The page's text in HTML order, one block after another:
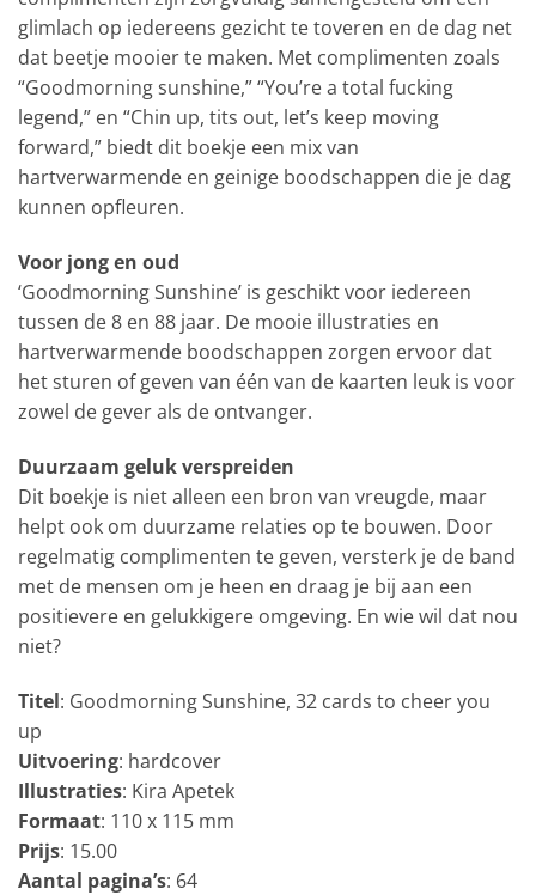
glimlach op iedereens gezicht te toveren en de dag net
dat beetje mooier te maken. Met complimenten zoals
“Goodmorning sunshine,” “You’re a total fucking
legend,” en “Chin up, tits out, let’s keep moving
forward,” biedt dit boekje een mix van
hartverwarmende en geinige boodschappen die je dag
kunnen opfleuren.
Voor jong en oud
‘Goodmorning Sunshine’ is geschikt voor iedereen
tussen de 8 en 88 jaar. De mooie illustraties en
hartverwarmende boodschappen zorgen ervoor dat
het sturen of geven van één van de kaarten leuk is voor
zowel de gever als de ontvanger.
Duurzaam geluk verspreiden
Dit boekje is niet alleen een bron van vreugde, maar
helpt ook om duurzame relaties op te bouwen. Door
regelmatig complimenten te geven, versterk je de band
met de mensen om je heen en draag je bij aan een
positievere en gelukkigere omgeving. En wie wil dat nou
niet?
Titel: Goodmorning Sunshine, 32 cards to cheer you
up
Uitvoering: hardcover
Illustraties: Kira Apetek
Formaat: 110 x 115 mm
Prijs: 15.00
Aantal pagina’s: 64